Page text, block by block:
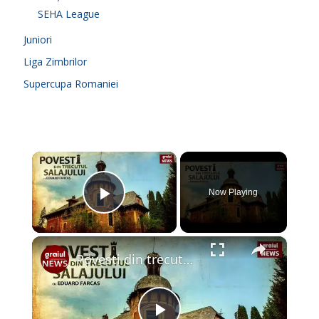
SEHA League
Juniori
Liga Zimbrilor
Supercupa Romaniei
×
Play Video
Now Playing
×
Povesti din trecutul Salajului Episodul 1